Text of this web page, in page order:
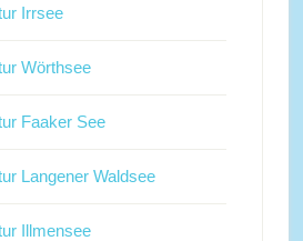
Irrsee
Wörthsee
Faaker See
Langener Waldsee
Illmensee